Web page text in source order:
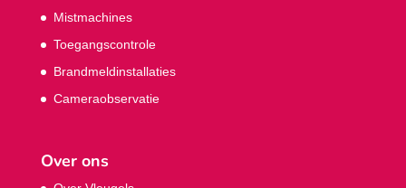
Mistmachines
Toegangscontrole
Brandmeldinstallaties
Cameraobservatie
Over ons